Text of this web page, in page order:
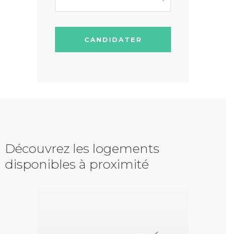
CANDIDATER
Découvrez les logements
disponibles à proximité